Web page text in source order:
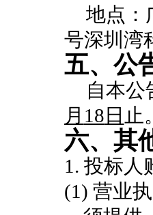
地点：
号深圳湾
五、公
自本公
月 18 日 止
六、其
1. 投标人
(1) 营业